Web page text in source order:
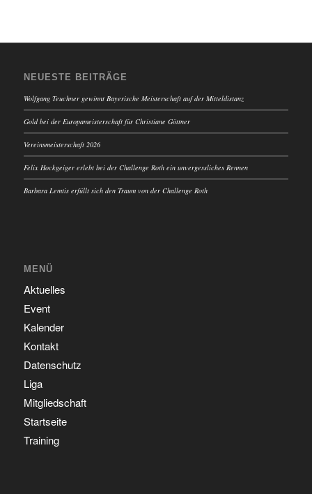
NEUESTE BEITRÄGE
Wolfgang Teuchner gewinnt Bayerische Meisterschaft auf der Mitteldistanz
Gold bei der Europameisterschaft für Christiane Göttner
Vereinsmeisterschaft 2026
Felix Hockgeiger erlebt bei der Challenge Roth ein unvergessliches Rennen
Barbara Lemtis erfüllt sich den Traum von der Challenge Roth
MENÜ
Aktuelles
Event
Kalender
Kontakt
Datenschutz
Liga
Mitgliedschaft
Startseite
Training